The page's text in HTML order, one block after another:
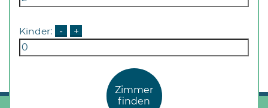
Kinder: - +
Zimmer
finden